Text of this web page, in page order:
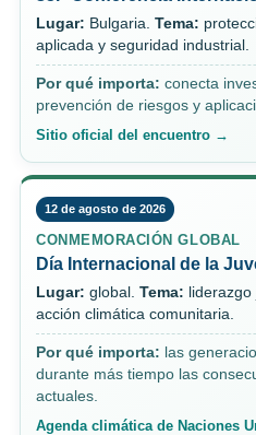
Lugar: Bulgaria. Tema:
aplicada y seguridad industrial.
Por qué importa: conecta
prevención de riesgos y
Sitio oficial del encuentro →
12 de agosto de 2026
CONMEMORACIÓN GLOBAL
Día Internacional de la
Lugar: global. Tema:
acción climática comunitaria.
Por qué importa: las
durante más tiempo las
actuales.
Agenda climática de Naciones